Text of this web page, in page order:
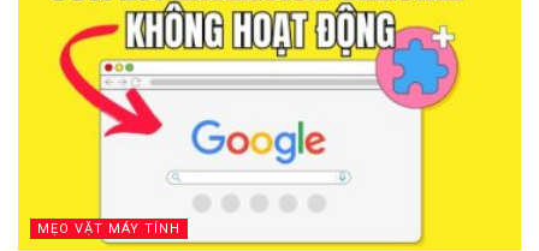
MẸO VẶT MÁY TÍNH